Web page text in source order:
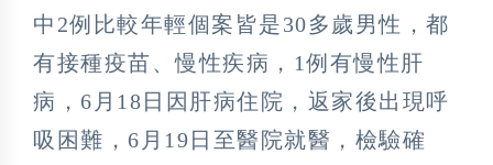
中2例比較年輕個案皆是30多歲男性，都
有接種疫苗、慢性疾病，1例有慢性肝
病，6月18日因肝病住院，返家後出現呼
吸困難，6月19日至醫院就醫，檢驗確